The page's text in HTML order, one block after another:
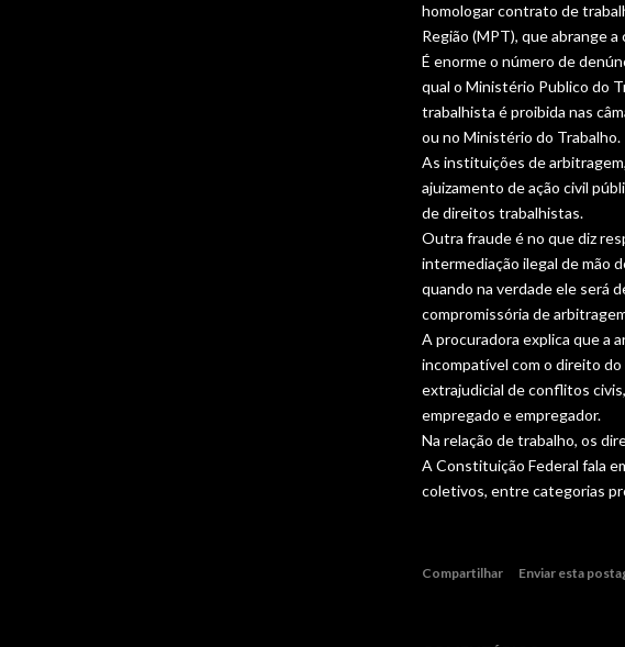
homologar contrato de
Região (MPT), que abrange
É enorme o número de
qual o Ministério Publico do
trabalhista é proibida nas
ou no Ministério do Trabalho.
As instituições de
ajuizamento de ação civil
de direitos trabalhistas.
Outra fraude é no que diz
intermediação ilegal de mão
quando na verdade ele será
compromissória de
A procuradora explica que a
incompatível com o direito
extrajudicial de conflitos
empregado e empregador.
Na relação de trabalho, os
A Constituição Federal fala
coletivos, entre categorias
Compartilhar Enviar esta